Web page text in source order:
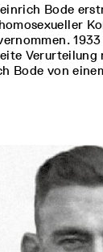
Bode
Verurteilung
Bode von